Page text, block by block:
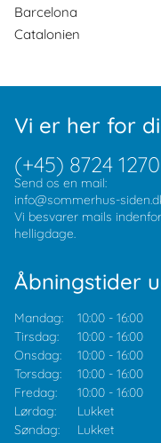
Barcelona
Catalonien
Vi er her for
(+45) 8724 1270
Send os en mail:
info@sommerhus-
Vi besvarer mails
helligdage.
Åbningstider
Mandag: 10:00 - 16:00
Tirsdag:
10:00 - 16:00
Onsdag:
10:00 - 16:00
Torsdag:
10:00 - 16:00
Fredag:
10:00 - 16:00
Lørdag:
Lukket
Søndag:
Lukket